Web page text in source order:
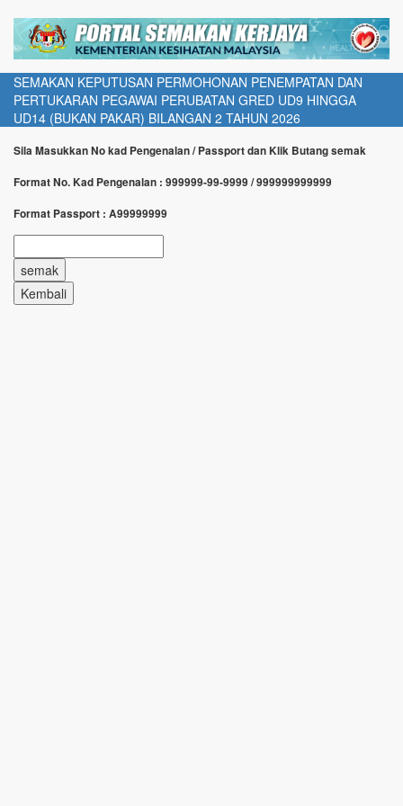
SEMAKAN KEPUTUSAN PERMOHONAN PENEMPATAN DAN
PERTUKARAN PEGAWAI PERUBATAN GRED UD9 HINGGA
UD14 (BUKAN PAKAR) BILANGAN 2 TAHUN 2026
Sila Masukkan No kad Pengenalan / Passport dan Klik Butang semak
Format No. Kad Pengenalan : 999999-99-9999 / 999999999999
Format Passport : A99999999